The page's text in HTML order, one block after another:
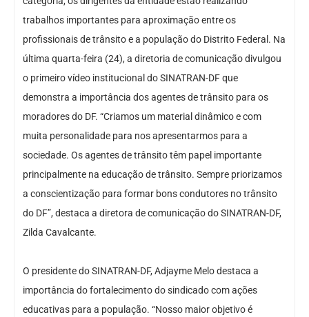
trabalhos importantes para aproximação entre os
profissionais de trânsito e a população do Distrito Federal. Na
última quarta-feira (24), a diretoria de comunicação divulgou
o primeiro vídeo institucional do SINATRAN-DF que
demonstra a importância dos agentes de trânsito para os
moradores do DF. “Criamos um material dinâmico e com
muita personalidade para nos apresentarmos para a
sociedade. Os agentes de trânsito têm papel importante
principalmente na educação de trânsito. Sempre priorizamos
a conscientização para formar bons condutores no trânsito
do DF”, destaca a diretora de comunicação do SINATRAN-DF,
Zilda Cavalcante.
O presidente do SINATRAN-DF, Adjayme Melo destaca a
importância do fortalecimento do sindicado com ações
educativas para a população. “Nosso maior objetivo é